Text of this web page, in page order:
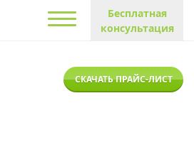
Бесплатная
консультация
СКАЧАТЬ ПРАЙС-ЛИСТ